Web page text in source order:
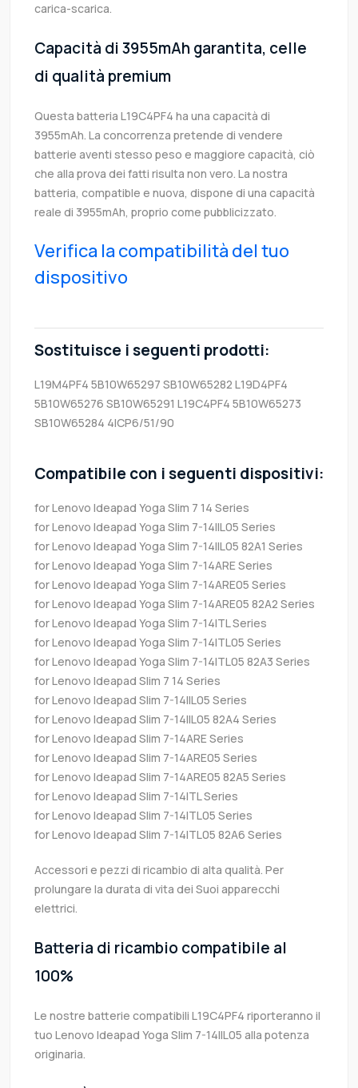
carica-scarica.
Capacità di 3955mAh garantita, celle
di qualità premium
Questa batteria L19C4PF4 ha una capacità di
3955mAh. La concorrenza pretende di vendere
batterie aventi stesso peso e maggiore capacità, ciò
che alla prova dei fatti risulta non vero. La nostra
batteria, compatible e nuova, dispone di una capacità
reale di 3955mAh, proprio come pubblicizzato.
Verifica la compatibilità del tuo
dispositivo
Sostituisce i seguenti prodotti:
L19M4PF4 5B10W65297 SB10W65282 L19D4PF4
5B10W65276 SB10W65291 L19C4PF4 5B10W65273
SB10W65284 4ICP6/51/90
Compatibile con i seguenti dispositivi:
for Lenovo Ideapad Yoga Slim 7 14 Series
for Lenovo Ideapad Yoga Slim 7-14IIL05 Series
for Lenovo Ideapad Yoga Slim 7-14IIL05 82A1 Series
for Lenovo Ideapad Yoga Slim 7-14ARE Series
for Lenovo Ideapad Yoga Slim 7-14ARE05 Series
for Lenovo Ideapad Yoga Slim 7-14ARE05 82A2 Series
for Lenovo Ideapad Yoga Slim 7-14ITL Series
for Lenovo Ideapad Yoga Slim 7-14ITL05 Series
for Lenovo Ideapad Yoga Slim 7-14ITL05 82A3 Series
for Lenovo Ideapad Slim 7 14 Series
for Lenovo Ideapad Slim 7-14IIL05 Series
for Lenovo Ideapad Slim 7-14IIL05 82A4 Series
for Lenovo Ideapad Slim 7-14ARE Series
for Lenovo Ideapad Slim 7-14ARE05 Series
for Lenovo Ideapad Slim 7-14ARE05 82A5 Series
for Lenovo Ideapad Slim 7-14ITL Series
for Lenovo Ideapad Slim 7-14ITL05 Series
for Lenovo Ideapad Slim 7-14ITL05 82A6 Series
Accessori e pezzi di ricambio di alta qualità. Per
prolungare la durata di vita dei Suoi apparecchi
elettrici.
Batteria di ricambio compatibile al
100%
Le nostre batterie compatibili L19C4PF4 riporteranno il
tuo Lenovo Ideapad Yoga Slim 7-14IIL05 alla potenza
originaria.